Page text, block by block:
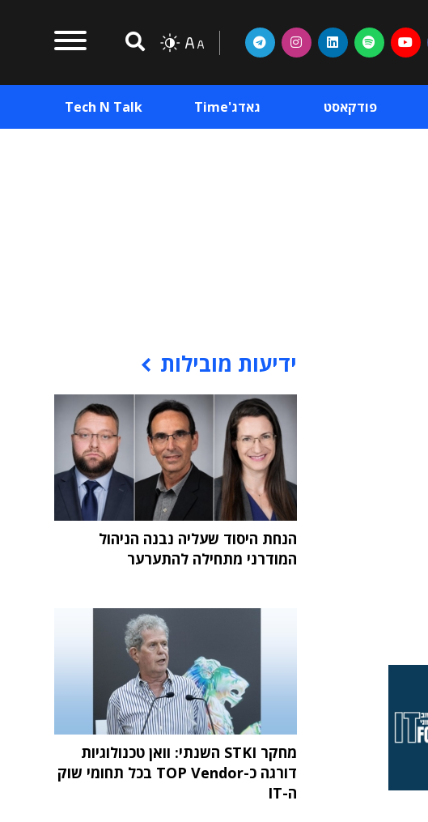
פודקאסט גאדג'Time Tech N Talk
ידיעות מובילות
הנחת היסוד שעליה נבנה הניהול
המודרני מתחילה להתערער
מחקר STKI השנתי: וואן טכנולוגיות
דורגה כ-TOP Vendor בכל תחומי שוק
ה-IT